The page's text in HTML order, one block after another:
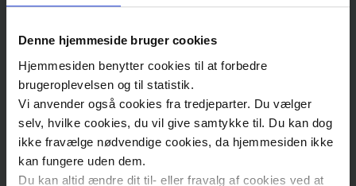
Denne hjemmeside bruger cookies
Hjemmesiden benytter cookies til at forbedre
brugeroplevelsen og til statistik.
Vi anvender også cookies fra tredjeparter. Du vælger
selv, hvilke cookies, du vil give samtykke til. Du kan dog
ikke fravælge nødvendige cookies, da hjemmesiden ikke
kan fungere uden dem.
Du kan altid ændre dit til- eller fravalg af cookies ved at
العمليّات
الجراحيّة
لعلاج
قصور
القلب
فشل القلب – اختبار المجهود، ويدعي أيضاً اختبار
العجلة
فشل القلب – تخطيط صدى القلب، ويدعى أيضاً
الموجات فوق الصوتية